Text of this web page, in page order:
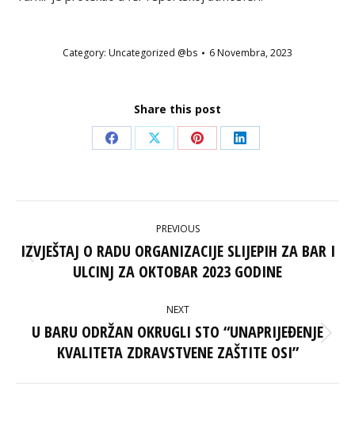
Category: Uncategorized @bs 6 Novembra, 2023
Share this post
Share
Facebook
Share
X
Share
Pinterest
Share
LinkedIn
NAVIGATION
PREVIOUS
Previous
post:
IZVJEŠTAJ O RADU ORGANIZACIJE SLIJEPIH ZA BAR I
ULCINJ ZA OKTOBAR 2023 GODINE
NEXT
Next
post:
U BARU ODRŽAN OKRUGLI STO “UNAPRIJEĐENJE
KVALITETA ZDRAVSTVENE ZAŠTITE OSI”